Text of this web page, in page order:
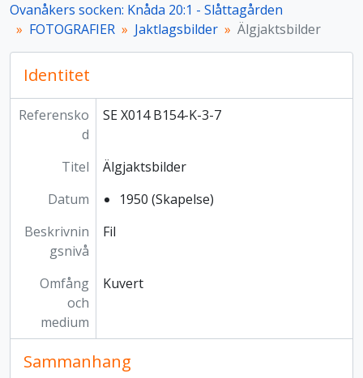
Ovanåkers socken: Knåda 20:1 - Slåttagården
FOTOGRAFIER
Jaktlagsbilder Älgjaktsbilder
Identitet
Referensko
d
SE X014 B154-K-3-7
Titel
Älgjaktsbilder
Datum
1950 (Skapelse)
Beskrivnin
gsnivå
Fil
Omfång
och
medium
Kuvert
Sammanhang